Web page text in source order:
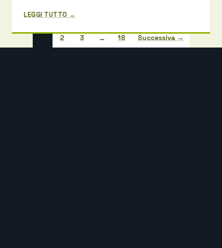
LEGGI TUTTO →
2 3 … 18 Successiva →